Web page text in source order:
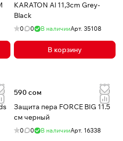
KARATON Al 11,3cm Grey-
Black
0 0 В наличииАрт. 35108
В корзину
590 сом
Защита пера FORCE BIG 11.5
см черный
0 0 В наличииАрт. 16338